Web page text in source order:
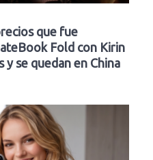
que fue
Fold con Kirin
y se quedan en China